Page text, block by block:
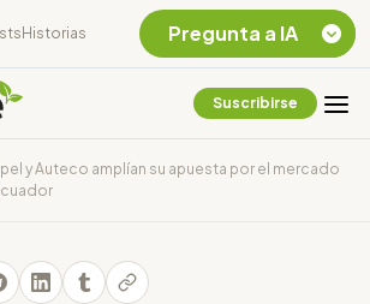
Historias
Suscribirse
y Auteco amplían su apuesta por el mercado
Pregunta a IA
Chevron Ecuador